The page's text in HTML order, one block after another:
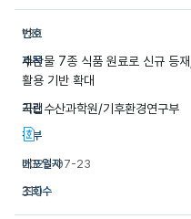
130
수산물 7종 식품 원료로 신규 등재, 수산식품 산업
활용 기반 확대
국립수산과학원/기후환경연구부
2026-07-23
310